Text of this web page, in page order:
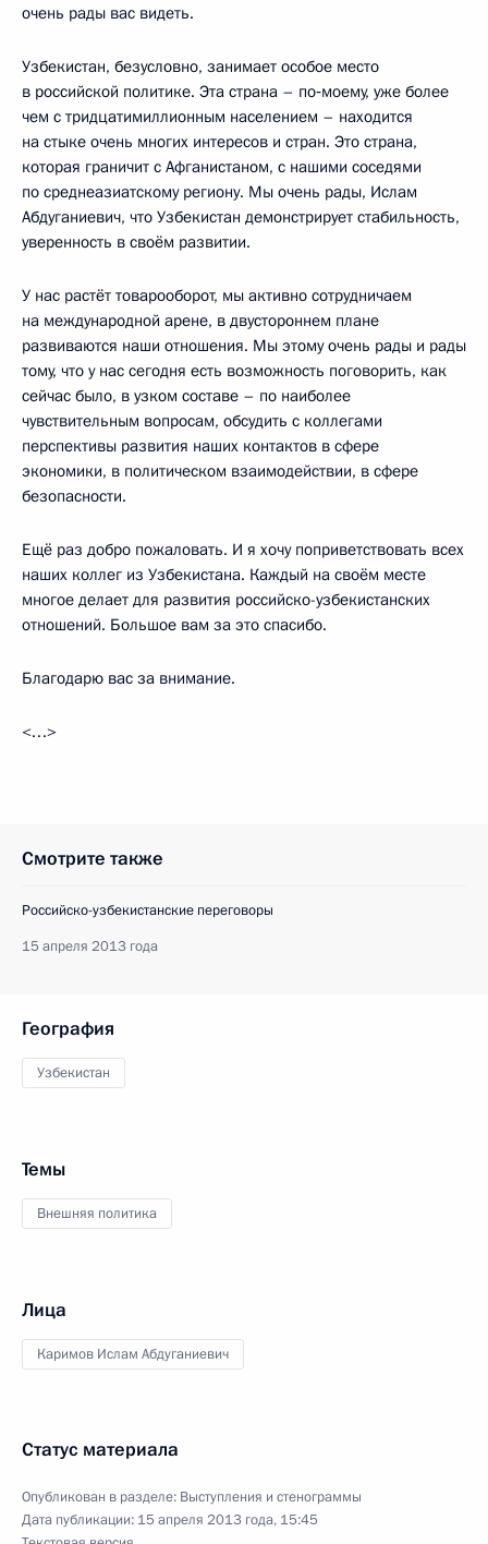
очень рады вас видеть.
Узбекистан, безусловно, занимает особое место
в российской политике. Эта страна – по‑моему, уже более
чем с тридцатимиллионным населением – находится
на стыке очень многих интересов и стран. Это страна,
которая граничит с Афганистаном, с нашими соседями
по среднеазиатскому региону. Мы очень рады, Ислам
Абдуганиевич, что Узбекистан демонстрирует стабильность,
уверенность в своём развитии.
У нас растёт товарооборот, мы активно сотрудничаем
на международной арене, в двустороннем плане
развиваются наши отношения. Мы этому очень рады и рады
тому, что у нас сегодня есть возможность поговорить, как
сейчас было, в узком составе – по наиболее
чувствительным вопросам, обсудить с коллегами
перспективы развития наших контактов в сфере
экономики, в политическом взаимодействии, в сфере
безопасности.
Ещё раз добро пожаловать. И я хочу поприветствовать всех
наших коллег из Узбекистана. Каждый на своём месте
многое делает для развития российско-узбекистанских
отношений. Большое вам за это спасибо.
Благодарю вас за внимание.
<…>
Смотрите также
Российско-узбекистанские переговоры
15 апреля 2013 года
География
Узбекистан
Темы
Внешняя политика
Лица
Каримов Ислам Абдуганиевич
Статус материала
Опубликован в разделе: Выступления и стенограммы
Дата публикации: 15 апреля 2013 года, 15:45